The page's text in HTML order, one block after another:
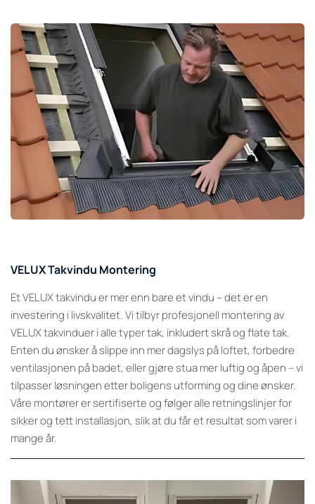
VELUX Takvindu Montering
Et VELUX takvindu er mer enn bare et vindu – det er en
investering i livskvalitet. Vi tilbyr profesjonell montering av
VELUX takvinduer i alle typer tak, inkludert skrå og flate tak.
Enten du ønsker å slippe inn mer dagslys på loftet, forbedre
ventilasjonen på badet, eller gjøre stua mer luftig og åpen – vi
tilpasser løsningen etter boligens utforming og dine ønsker.
Våre montører er sertifiserte og følger alle retningslinjer for
sikker og tett installasjon, slik at du får et resultat som varer i
mange år.